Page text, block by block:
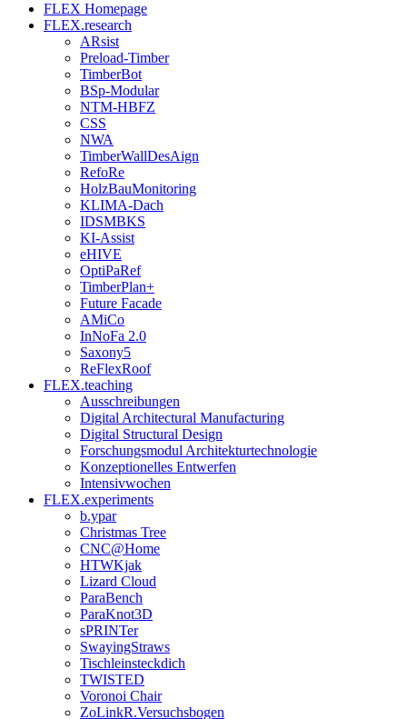
FLEX Homepage
FLEX.research
ARsist
Preload-Timber
TimberBot
BSp-Modular
NTM-HBFZ
CSS
NWA
TimberWallDesAign
RefoRe
HolzBauMonitoring
KLIMA-Dach
IDSMBKS
KI-Assist
eHIVE
OptiPaRef
TimberPlan+
Future Facade
AMiCo
InNoFa 2.0
Saxony5
ReFlexRoof
FLEX.teaching
Ausschreibungen
Digital Architectural Manufacturing
Digital Structural Design
Forschungsmodul Architekturtechnologie
Konzeptionelles Entwerfen
Intensivwochen
FLEX.experiments
b.ypar
Christmas Tree
CNC@Home
HTWKjak
Lizard Cloud
ParaBench
ParaKnot3D
sPRINTer
SwayingStraws
Tischleinsteckdich
TWISTED
Voronoi Chair
ZoLinkR.Versuchsbogen